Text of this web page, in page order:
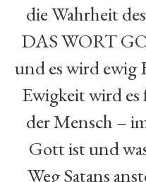
die Wahrheit
DAS WORT
und es wird ewig
Ewigkeit wird es
der Mensch –
Gott ist und
Weg Satans